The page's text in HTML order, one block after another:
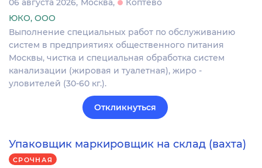
06 августа 2026 Москва
Коптево
ЮКО, ООО
Выполнение специальных работ по обслуживанию
систем в предприятиях общественного питания
Москвы, чистка и специальная обработка систем
канализации (жировая и туалетная), жиро -
уловителей (30-60 кг.).
Откликнуться
Упаковщик маркировщик на склад (вахта)
СРОЧНАЯ